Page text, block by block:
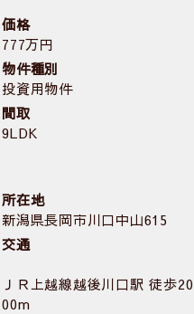
価格
777万円
物件種別
投資用物件
間取
9LDK
所在地
新潟県長岡市川口中山615
交通
ＪＲ上越線越後川口駅 徒歩20
00m